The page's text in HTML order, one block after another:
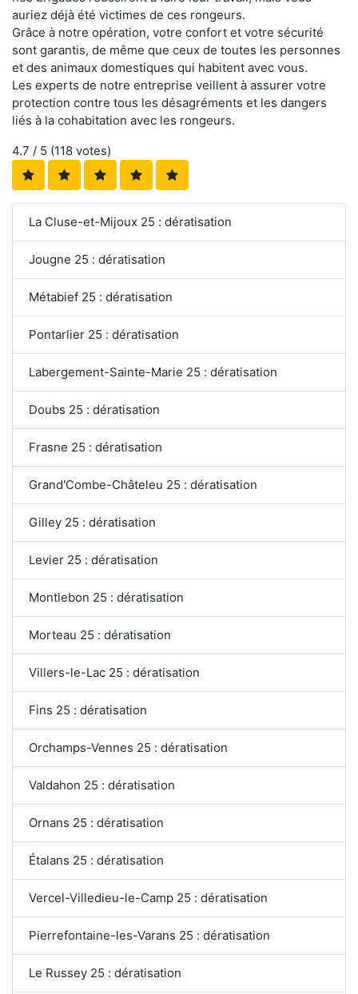
auriez déjà été victimes de ces rongeurs.
Grâce à notre opération, votre confort et votre sécurité
sont garantis, de même que ceux de toutes les personnes
et des animaux domestiques qui habitent avec vous.
Les experts de notre entreprise veillent à assurer votre
protection contre tous les désagréments et les dangers
liés à la cohabitation avec les rongeurs.
4.7 / 5 (118 votes)
La Cluse-et-Mijoux 25 : dératisation
Jougne 25 : dératisation
Métabief 25 : dératisation
Pontarlier 25 : dératisation
Labergement-Sainte-Marie 25 : dératisation
Doubs 25 : dératisation
Frasne 25 : dératisation
Grand'Combe-Châteleu 25 : dératisation
Gilley 25 : dératisation
Levier 25 : dératisation
Montlebon 25 : dératisation
Morteau 25 : dératisation
Villers-le-Lac 25 : dératisation
Fins 25 : dératisation
Orchamps-Vennes 25 : dératisation
Valdahon 25 : dératisation
Ornans 25 : dératisation
Étalans 25 : dératisation
Vercel-Villedieu-le-Camp 25 : dératisation
Pierrefontaine-les-Varans 25 : dératisation
Le Russey 25 : dératisation